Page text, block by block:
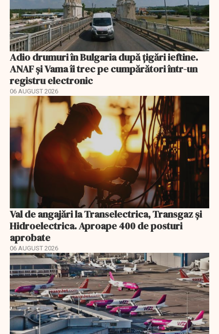
Adio drumuri în Bulgaria după țigări ieftine.
ANAF și Vama îi trec pe cumpărători într-un
registru electronic
06 AUGUST 2026
Val de angajări la Transelectrica, Transgaz și
Hidroelectrica. Aproape 400 de posturi
aprobate
06 AUGUST 2026